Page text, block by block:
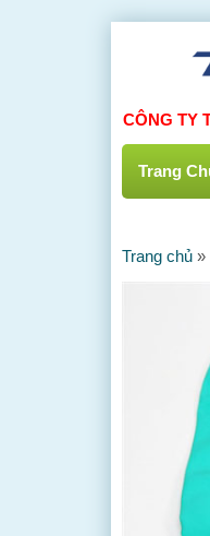
CÔNG TY
Trang
Trang chủ »